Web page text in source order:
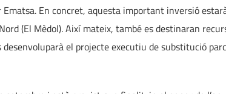
En concret, aquesta important inversió
(El Mèdol). Així mateix, també es destinaran
el projecte executiu de substitució